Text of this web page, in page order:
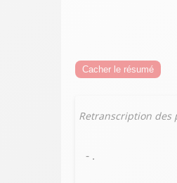
Cacher le résumé
Retranscription des
- .